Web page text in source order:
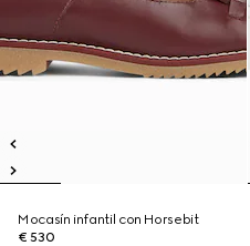
Mocasín infantil con Horsebit
€ 530